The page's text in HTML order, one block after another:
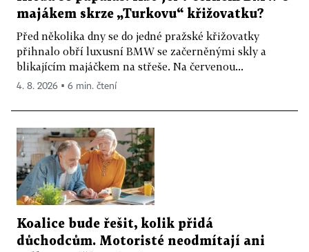
majákem skrze „Turkovu“ křižovatku?
Před několika dny se do jedné pražské křižovatky
přihnalo obří luxusní BMW se začerněnými skly a
blikajícím majáčkem na střeše. Na červenou...
4. 8. 2026 ▪ 6 min. čtení
Koalice bude řešit, kolik přidá
důchodcům. Motoristé neodmítají ani